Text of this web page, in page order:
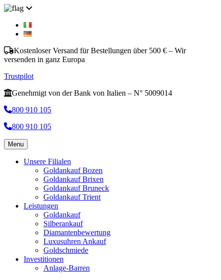
Kostenloser Versand für Bestellungen über 500 € – Wir
versenden in ganz Europa
Trustpilot
Genehmigt von der Bank von Italien – N° 5009014
800 910 105
800 910 105
Menu
Unsere Filialen
Goldankauf Bozen
Goldankauf Brixen
Goldankauf Bruneck
Goldankauf Trient
Leistungen
Goldankauf
Silberankauf
Diamantenbewertung
Luxusuhren Ankauf
Goldschmiede
Investitionen
Anlage-Barren